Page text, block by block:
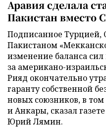
Аравия сделала
Пакистан вместо
Подписанное Турцией,
Пакистаном
изменение баланса
за американо-
Рияд окончательно
гаранту собственной
новых союзников, в
и Анкары, сказал
Юрий Лямин.